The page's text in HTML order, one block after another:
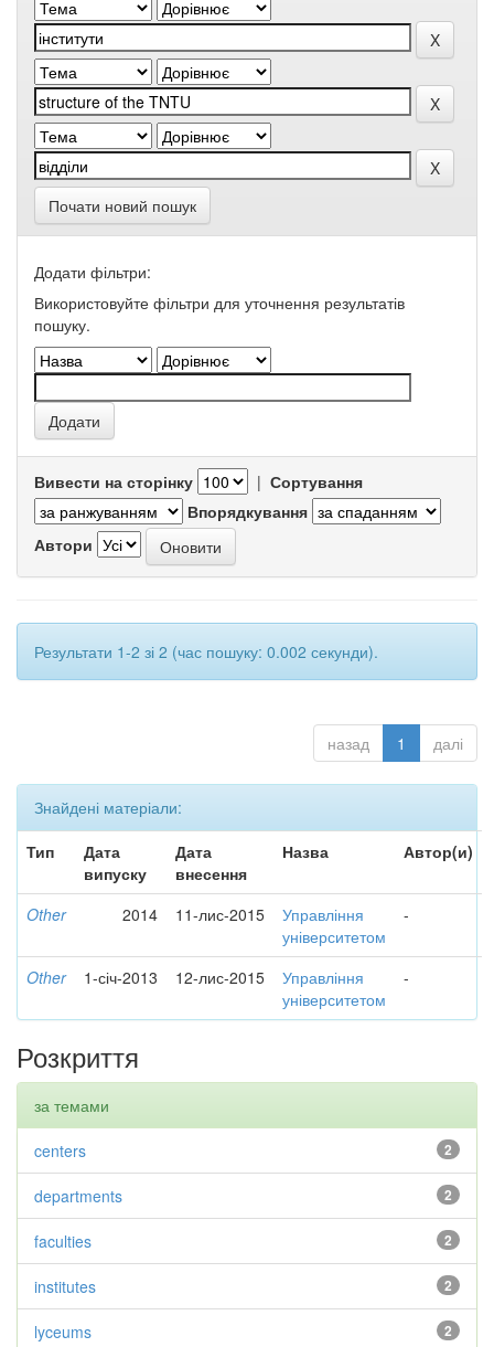
Почати новий пошук
Додати фільтри:
Використовуйте фільтри для уточнення результатів
пошуку.
Вивести на сторінку | Сортування
Впорядкування
Автори
Результати 1-2 зі 2 (час пошуку: 0.002 секунди).
назад 1 далі
Знайдені матеріали:
Тип
Дата
випуску
Дата
внесення
Назва Автор(и)
Other 2014 11-лис-2015
Управління
університетом
-
Other 1-січ-2013 12-лис-2015
Управління
університетом
-
Розкриття
за темами
2
centers
2
departments
2
faculties
2
institutes
2
lyceums